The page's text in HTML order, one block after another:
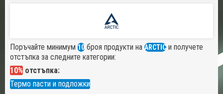
Поръчайте минимум 10 броя продукти на ARCTIC и получете
отстъпка за следните категории:
10% отстъпка:
Термо пасти и подложки